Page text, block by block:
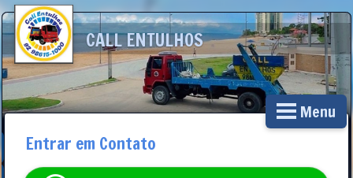
CALL ENTULHOS
Menu
Entrar em Contato